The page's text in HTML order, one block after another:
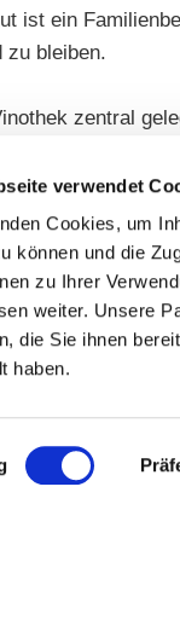
verwendet
Cookies, um
können und die
zu Ihrer
weiter. Unsere
die Sie ihnen
haben.
ist ein
zu bleiben.
zentral
findet Ihr
oder